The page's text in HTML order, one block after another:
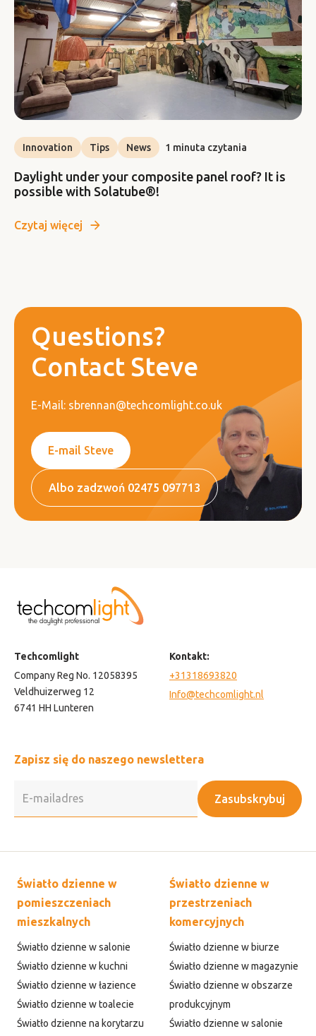
Innovation Tips News 1 minuta czytania
Daylight under your composite panel roof? It is
possible with Solatube®!
Czytaj więcej
Questions?
Contact Steve
E-Mail: sbrennan@techcomlight.co.uk
E-mail Steve
Albo zadzwoń 02475 097713
Techcomlight
Company Reg No. 12058395
Veldhuizerweg 12
6741 HH Lunteren
Kontakt:
+31318693820
Info@techcomlight.nl
Zapisz się do naszego newslettera
Zasubskrybuj
Światło dzienne w
pomieszczeniach
mieszkalnych
Światło dzienne w salonie
Światło dzienne w kuchni
Światło dzienne w łazience
Światło dzienne w toalecie
Światło dzienne na korytarzu
Światło dzienne w
przestrzeniach
komercyjnych
Światło dzienne w biurze
Światło dzienne w magazynie
Światło dzienne w obszarze
produkcyjnym
Światło dzienne w salonie